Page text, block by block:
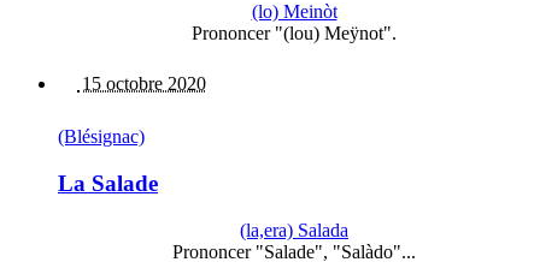
(lo) Meinòt
Prononcer "(lou) Meÿnot".
15 octobre 2020
(Blésignac)
La Salade
(la,era) Salada
Prononcer "Salade", "Salàdo"...